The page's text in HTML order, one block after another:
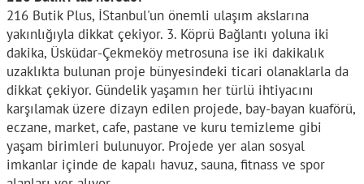
216 Butik Plus, İStanbul'un önemli ulaşım akslarına
yakınlığıyla dikkat çekiyor. 3. Köprü Bağlantı yoluna iki
dakika, Üsküdar-Çekmeköy metrosuna ise iki dakikalık
uzaklıkta bulunan proje bünyesindeki ticari olanaklarla da
dikkat çekiyor. Gündelik yaşamın her türlü ihtiyacını
karşılamak üzere dizayn edilen projede, bay-bayan kuaförü,
eczane, market, cafe, pastane ve kuru temizleme gibi
yaşam birimleri bulunuyor. Projede yer alan sosyal
imkanlar içinde de kapalı havuz, sauna, fitnass ve spor